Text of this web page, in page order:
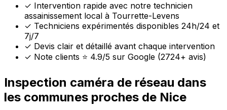
✓ Intervention rapide avec notre technicien
assainissement local à Tourrette-Levens
✓ Techniciens expérimentés disponibles 24h/24 et
7j/7
✓ Devis clair et détaillé avant chaque intervention
✓ Note clients ⭐ 4.9/5 sur Google (2724+ avis)
Inspection caméra de réseau dans
les communes proches de Nice